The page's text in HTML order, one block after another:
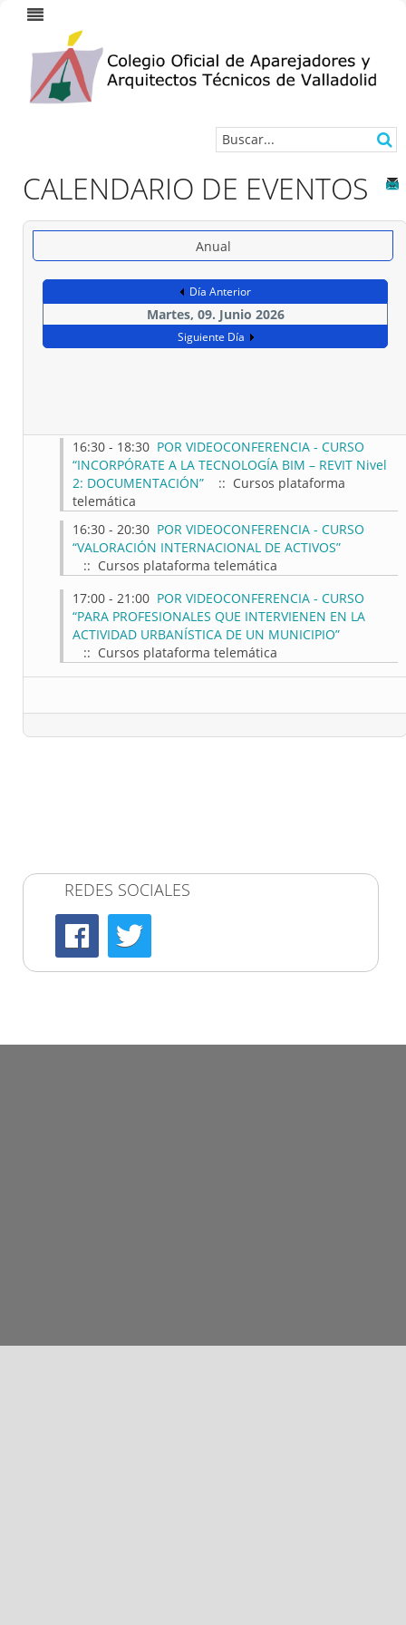
CALENDARIO DE EVENTOS
Anual
Día Anterior
Martes, 09. Junio 2026
Siguiente Día
16:30 - 18:30 POR VIDEOCONFERENCIA - CURSO
“INCORPÓRATE A LA TECNOLOGÍA BIM – REVIT Nivel
2: DOCUMENTACIÓN”
:: Cursos plataforma
telemática
16:30 - 20:30 POR VIDEOCONFERENCIA - CURSO
“VALORACIÓN INTERNACIONAL DE ACTIVOS”
:: Cursos plataforma telemática
17:00 - 21:00 POR VIDEOCONFERENCIA - CURSO
“PARA PROFESIONALES QUE INTERVIENEN EN LA
ACTIVIDAD URBANÍSTICA DE UN MUNICIPIO”
:: Cursos plataforma telemática
REDES SOCIALES